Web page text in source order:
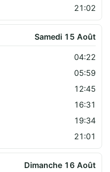
21:02
Samedi 15 Août
04:22
05:59
12:45
16:31
19:34
21:01
Dimanche 16 Août